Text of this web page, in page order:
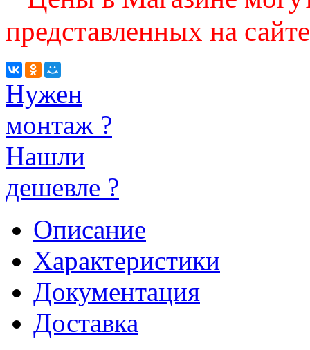
представленных на сайте
Нужен
монтаж ?
Нашли
дешевле ?
Описание
Характеристики
Документация
Доставка